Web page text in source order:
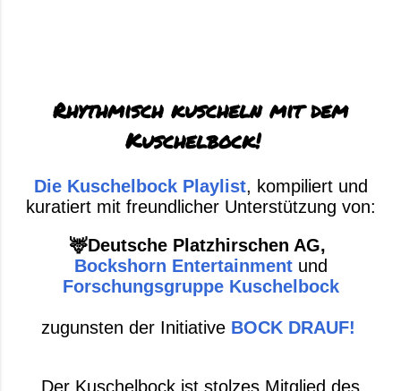
Rhythmisch kuscheln mit dem
Kuschelbock!
Die Kuschelbock Playlist, kompiliert und
kuratiert mit freundlicher Unterstützung von:
🦌Deutsche Platzhirschen AG,
Bockshorn Entertainmentund
Forschungsgruppe Kuschelbock
zugunsten der Initiative BOCK DRAUF!
Der Kuschelbock ist stolzes Mitglied des